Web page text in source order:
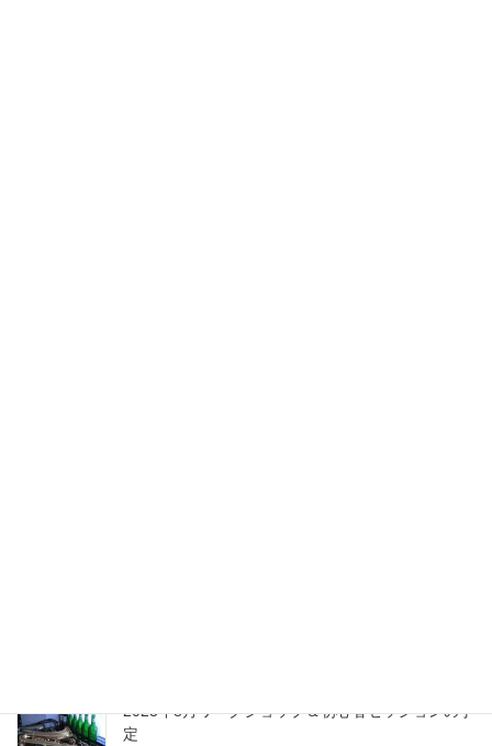
2023年8月ワークショップ＆初心者セッションの予
定